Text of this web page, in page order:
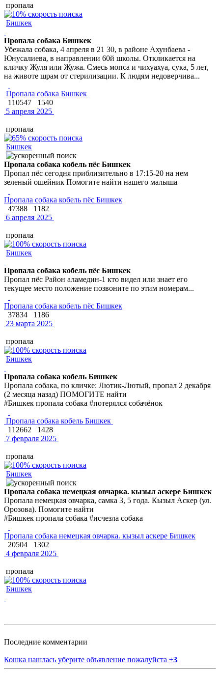
пропала
Бишкек
Пропала собака Бишкек
Убежала собака, 4 апреля в 21 30, в районе Ахунбаева -
Юнусалиева, в направлении 60й школы. Откликается на
кличку Жуля или Жужа. Смесь мопса и чихуахуа, сука, 5 лет,
на животе шрам от стерилизации. К людям недоверчива...
Пропала собака Бишкек
110547
1540
5 апреля 2025
пропала
Бишкек
Пропала собака кобель пёс Бишкек
Пропал пёс сегодня приблизительно в 17:15-20 на нем
зеленый ошейник Помогите найти нашего малыша
Пропала собака кобель пёс Бишкек
47388
1182
6 апреля 2025
пропала
Бишкек
Пропала собака кобель пёс Бишкек
Пропал пёс Район аламедин-1 кто видел или знает его
текущее место положение позвоните по этим номерам...
Пропала собака кобель пёс Бишкек
37834
1186
23 марта 2025
пропала
Бишкек
Пропала собака кобель Бишкек
Пропала собака, по кличке: Лютик-Лютый, пропал 2 декабря
(2 месяца назад) ПОМОГИТЕ найти
#Бишкек пропала собака #потерялся собачёнок
Пропала собака кобель Бишкек
112662
1428
7 февраля 2025
пропала
Бишкек
Пропала собака немецкая овчарка. кызыл аскере Бишкек
Пропала немецкая овчарка, самка 3, 5 года. Кызыл Аскер (ул.
Орозова). Помогите найти
#Бишкек пропала собака #исчезла собака
Пропала собака немецкая овчарка. кызыл аскере Бишкек
20504
1302
4 февраля 2025
пропала
Бишкек
Последние комментарии
Кошка нашлась уберите объявление пожалуйста +3